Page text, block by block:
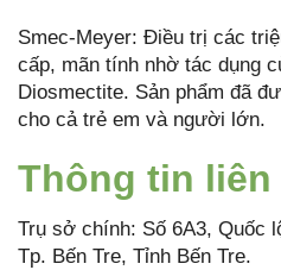
Smec-Meyer: Điều trị các
cấp, mãn tính nhờ tác dụng
Diosmectite. Sản phẩm đã
cho cả trẻ em và người lớn.
Thông tin liên
Trụ sở chính: Số 6A3, Quốc
Tp. Bến Tre, Tỉnh Bến Tre.